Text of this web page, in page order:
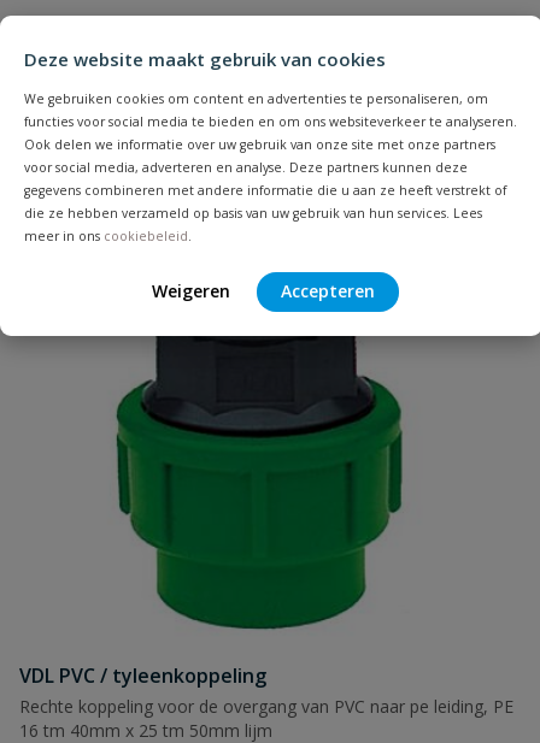
Deze website maakt gebruik van cookies
We gebruiken cookies om content en advertenties te personaliseren, om
functies voor social media te bieden en om ons websiteverkeer te analyseren.
Ook delen we informatie over uw gebruik van onze site met onze partners
voor social media, adverteren en analyse. Deze partners kunnen deze
gegevens combineren met andere informatie die u aan ze heeft verstrekt of
die ze hebben verzameld op basis van uw gebruik van hun services. Lees
meer in ons cookiebeleid
Weigeren Accepteren
Heb je zelf ook een vraag over
dit product?
Schrijf zelf een beoordeling
Je beoordeelt:VDL tyleenkoppeling 50 mm X 1 1/2''
binnendraad ring
Uw waardering:
Beoordeling
Beoordeling versturen
Bijpassende producten
VDL PVC / tyleenkoppeling
Rechte koppeling voor de overgang van PVC naar pe leiding, PE
16 tm 40mm x 25 tm 50mm lijm